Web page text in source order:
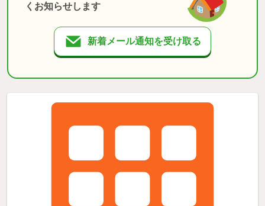
くお知らせします
新着メール通知を受け取る